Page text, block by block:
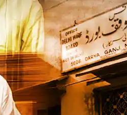
में संशोधनों से जुड़ा विधेयक पेश
किरेन रिजिजू ने जैसे ही
मामलों में हस्तक्षेप करने